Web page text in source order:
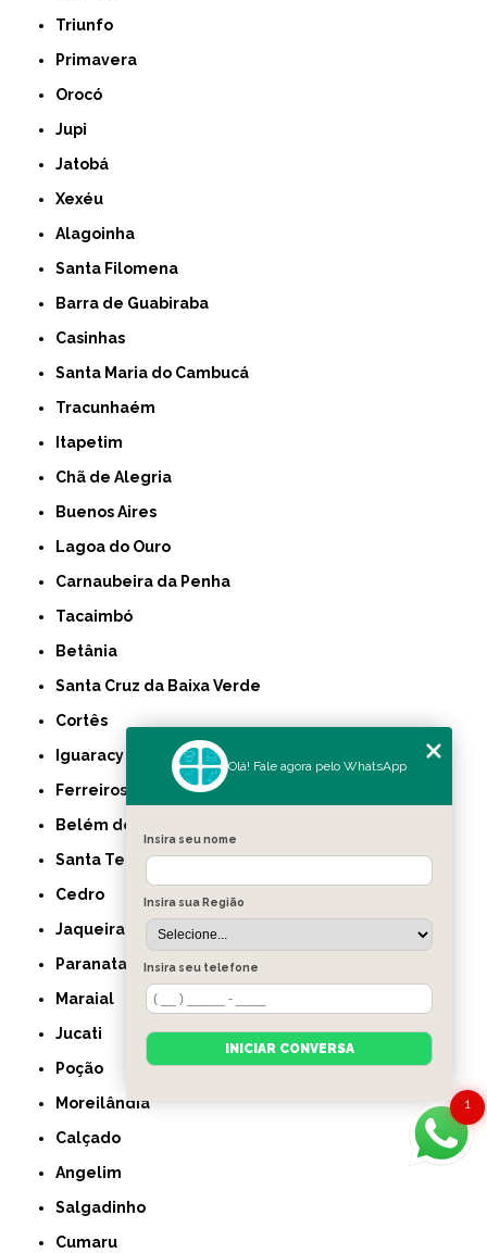
Triunfo
Primavera
Orocó
Jupi
Jatobá
Xexéu
Alagoinha
Santa Filomena
Barra de Guabiraba
Casinhas
Santa Maria do Cambucá
Tracunhaém
Itapetim
Chã de Alegria
Buenos Aires
Lagoa do Ouro
Carnaubeira da Penha
Tacaimbó
Betânia
Santa Cruz da Baixa Verde
Cortês
Iguaracy
Ferreiros
Belém de Maria
Santa Terezinha
Cedro
Jaqueira
Paranatama
Maraial
Jucati
Poção
Moreilândia
Calçado
Angelim
Salgadinho
Cumaru
1
Olá! Fale agora pelo WhatsApp
Insira seu nome
Insira sua Região
Insira seu telefone
INICIAR CONVERSA